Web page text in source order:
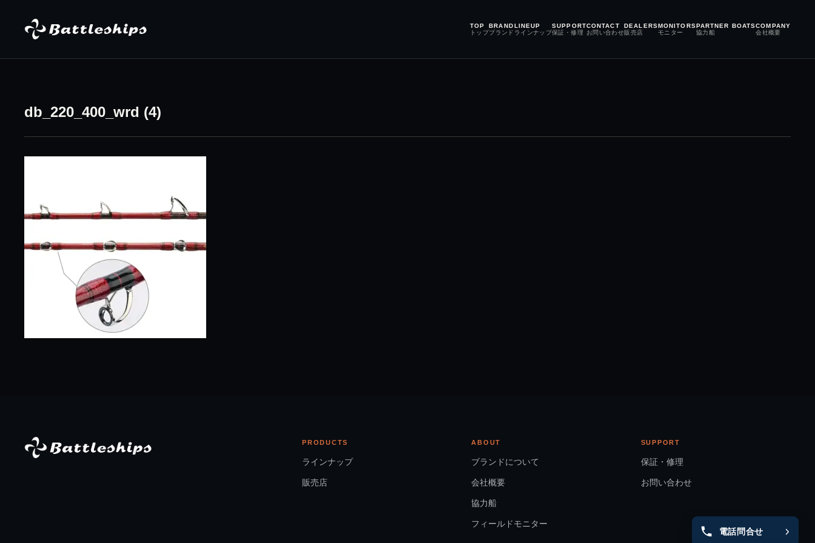
TOP
トップ
BRAND
ブランド
LINEUP
ラインナップ
SUPPORT
保証・修理
CONTACT
お問い合わせ
DEALERS
販売店
MONITORS
モニター
PARTNER BOATS
協力船
COMPANY
会社概要
db_220_400_wrd (4)
PRODUCTS
ラインナップ
販売店
ABOUT
ブランドについて
会社概要
協力船
フィールドモニター
SUPPORT
保証・修理
お問い合わせ
電話問合せ